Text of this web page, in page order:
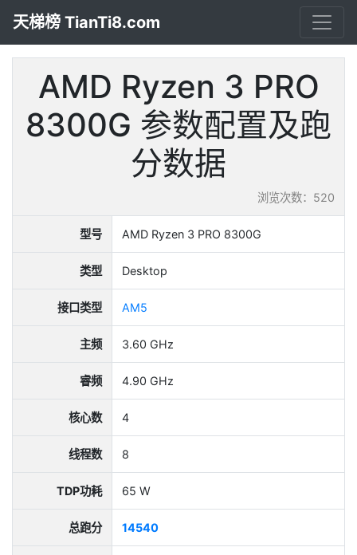
天梯榜 TianTi8.com
AMD Ryzen 3 PRO
8300G 参数配置及跑
分数据
浏览次数：520
型号 AMD Ryzen 3 PRO 8300G
类型 Desktop
接口类型 AM5
主频 3.60 GHz
睿频 4.90 GHz
核心数 4
线程数 8
TDP功耗 65 W
总跑分 14540